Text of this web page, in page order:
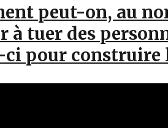
peut-on, au
à tuer des
ci pour construire